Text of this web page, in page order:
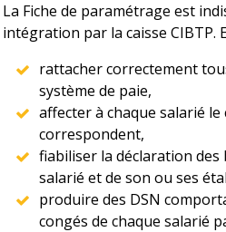
La Fiche de paramétrage est
intégration par la caisse
rattacher correctement
système de paie,
affecter à chaque salarié
correspondent,
fiabiliser la déclaration des
salarié et de son ou ses
produire des DSN
congés de chaque salarié